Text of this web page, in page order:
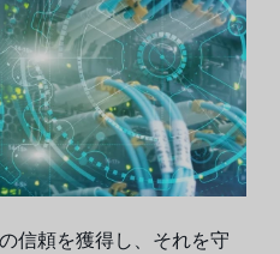
信頼を獲得し、それを守